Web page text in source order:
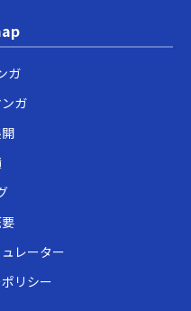
ガ
ガ
レーター
リシー